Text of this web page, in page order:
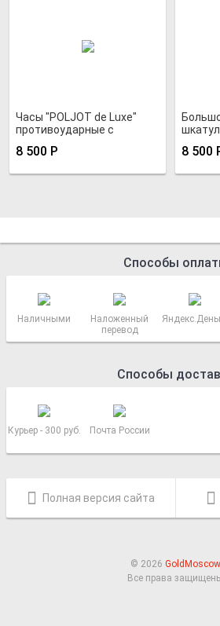
Часы "POLJOT de Luxe"
противоударные с
корпусе
8 500 Р 8 500
Способы
Наличными
Наложенный
перевод
Способы
Курьер - 300 руб. Почта России
Полная версия сайта
© 2026 GoldMoscow
Все права